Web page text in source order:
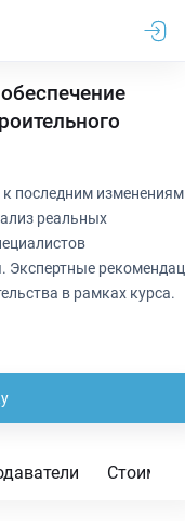
последним
реальных
Экспертные
в рамках курса.